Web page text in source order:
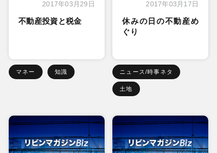
2017年03月29日
不動産投資と税金
マネー 知識
2017年03月17日
休みの日の不動産め
ぐり
ニュース/時事ネタ
土地